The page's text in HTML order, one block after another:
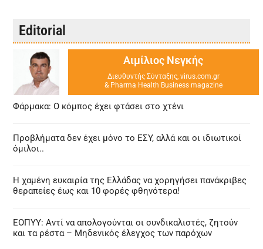
Editorial
Αιμίλιος Νεγκής
Διευθυντής Σύνταξης, virus.com.gr
& Pharma Health Business magazine
Φάρμακα: Ο κόμπος έχει φτάσει στο χτένι
Προβλήματα δεν έχει μόνο το ΕΣΥ, αλλά και οι ιδιωτικοί
όμιλοι..
Η χαμένη ευκαιρία της Ελλάδας να χορηγήσει πανάκριβες
θεραπείες έως και 10 φορές φθηνότερα!
ΕΟΠΥΥ: Αντί να απολογούνται οι συνδικαλιστές, ζητούν
και τα ρέστα – Μηδενικός έλεγχος των παρόχων